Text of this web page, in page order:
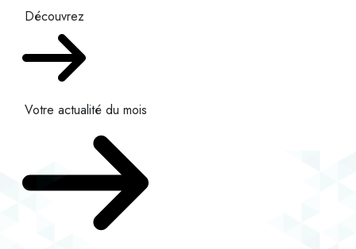
Découvrez
Votre actualité du mois